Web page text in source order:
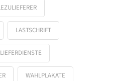
LASTSCHRIFT
WAHLPLAKATE